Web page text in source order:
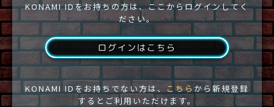
KONAMI IDをお持ちの方は、ここからログインしてく
ださい。
ログインはこちら
KONAMI IDをお持ちでない方は、 こちらから新規登録
するとご利用いただけます。